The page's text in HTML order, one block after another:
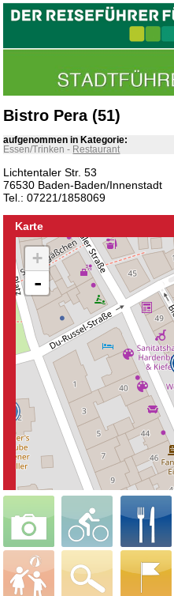
Bistro Pera (51)
aufgenommen in Kategorie:
Essen/Trinken - Restaurant
Lichtentaler Str. 53
76530 Baden-Baden/Innenstadt
Tel.: 07221/1858069
Karte
+
-